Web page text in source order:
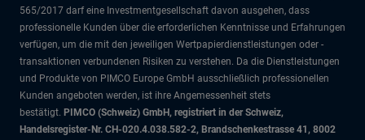
565/2017 darf eine Investmentgesellschaft davon ausgehen, dass
professionelle Kunden über die erforderlichen Kenntnisse und Erfahrungen
verfügen, um die mit den jeweiligen Wertpapierdienstleistungen oder -
transaktionen verbundenen Risiken zu verstehen. Da die Dienstleistungen
und Produkte von PIMCO Europe GmbH ausschließlich professionellen
Kunden angeboten werden, ist ihre Angemessenheit stets
bestätigt. PIMCO (Schweiz) GmbH, registriert in der Schweiz,
Handelsregister-Nr. CH-020.4.038.582-2, Brandschenkestrasse 41, 8002